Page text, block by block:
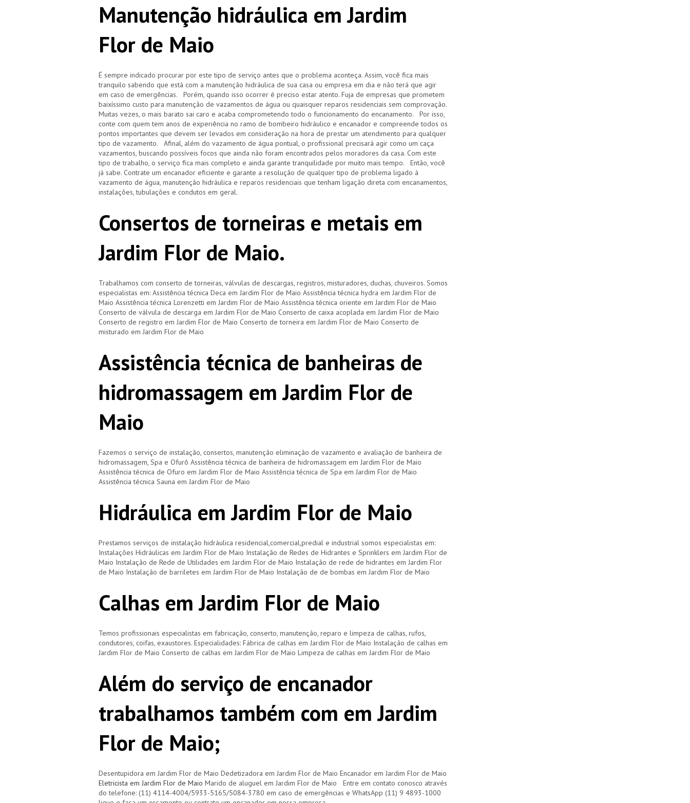
Manutenção hidráulica em Jardim
Flor de Maio
É sempre indicado procurar por este tipo de serviço antes que o problema aconteça. Assim, você fica mais
tranquilo sabendo que está com a manutenção hidráulica de sua casa ou empresa em dia e não terá que agir
em caso de emergências. Porém, quando isso ocorrer é preciso estar atento. Fuja de empresas que prometem
baixíssimo custo para manutenção de vazamentos de água ou quaisquer reparos residenciais sem comprovação.
Muitas vezes, o mais barato sai caro e acaba comprometendo todo o funcionamento do encanamento. Por isso,
conte com quem tem anos de experiência no ramo de bombeiro hidráulico e encanador e compreende todos os
pontos importantes que devem ser levados em consideração na hora de prestar um atendimento para qualquer
tipo de vazamento. Afinal, além do vazamento de água pontual, o profissional precisará agir como um caça
vazamentos, buscando possíveis focos que ainda não foram encontrados pelos moradores da casa. Com este
tipo de trabalho, o serviço fica mais completo e ainda garante tranquilidade por muito mais tempo. Então, você
já sabe. Contrate um encanador eficiente e garante a resolução de qualquer tipo de problema ligado à
vazamento de água, manutenção hidráulica e reparos residenciais que tenham ligação direta com encanamentos,
instalações, tubulações e condutos em geral.
Consertos de torneiras e metais em
Jardim Flor de Maio.
Trabalhamos com conserto de torneiras, válvulas de descargas, registros, misturadores, duchas, chuveiros. Somos
especialistas em: Assistência técnica Deca em Jardim Flor de Maio Assistência técnica hydra em Jardim Flor de
Maio Assistência técnica Lorenzetti em Jardim Flor de Maio Assistência técnica oriente em Jardim Flor de Maio
Conserto de válvula de descarga em Jardim Flor de Maio Conserto de caixa acoplada em Jardim Flor de Maio
Conserto de registro em Jardim Flor de Maio Conserto de torneira em Jardim Flor de Maio Conserto de
misturado em Jardim Flor de Maio
Assistência técnica de banheiras de
hidromassagem em Jardim Flor de
Maio
Fazemos o serviço de instalação, consertos, manutenção eliminação de vazamento e avaliação de banheira de
hidromassagem, Spa e Ofurô Assistência técnica de banheira de hidromassagem em Jardim Flor de Maio
Assistência técnica de Ofuro em Jardim Flor de Maio Assistência técnica de Spa em Jardim Flor de Maio
Assistência técnica Sauna em Jardim Flor de Maio
Hidráulica em Jardim Flor de Maio
Prestamos serviços de instalação hidráulica residencial,comercial,predial e industrial somos especialistas em:
Instalações Hidráulicas em Jardim Flor de Maio Instalação de Redes de Hidrantes e Sprinklers em Jardim Flor de
Maio Instalação de Rede de Utilidades em Jardim Flor de Maio Instalação de rede de hidrantes em Jardim Flor
de Maio Instalação de barriletes em Jardim Flor de Maio Instalação de de bombas em Jardim Flor de Maio
Calhas em Jardim Flor de Maio
Temos profissionais especialistas em fabricação, conserto, manutenção, reparo e limpeza de calhas, rufos,
condutores, coifas, exaustores. Especialidades: Fábrica de calhas em Jardim Flor de Maio Instalação de calhas em
Jardim Flor de Maio Conserto de calhas em Jardim Flor de Maio Limpeza de calhas em Jardim Flor de Maio
Além do serviço de encanador
trabalhamos também com em Jardim
Flor de Maio;
Desentupidora em Jardim Flor de Maio Dedetizadora em Jardim Flor de Maio Encanador em Jardim Flor de Maio
Eletricista em Jardim Flor de Maio Marido de aluguel em Jardim Flor de Maio Entre em contato conosco através
do telefone: (11) 4114-4004/5933-5165/5084-3780 em caso de emergências e WhatsApp (11) 9 4893-1000